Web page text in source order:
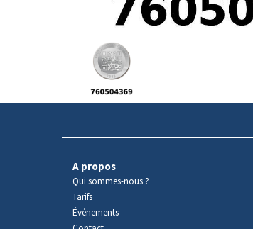
produit
A propos
Qui sommes-nous ?
Tarifs
Événements